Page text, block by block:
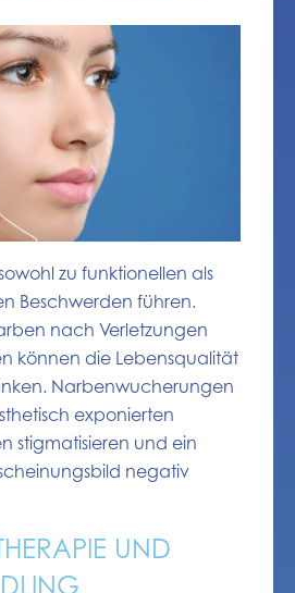
zu funktionellen als
Beschwerden führen.
nach Verletzungen
können die Lebensqualität
Narbenwucherungen
exponierten
stigmatisieren und ein
negativ
UND